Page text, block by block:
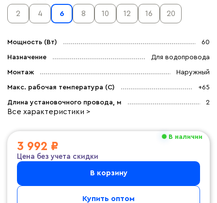
2 4 6 8 10 12 16 20
Мощность (Вт) 60
Назначение Для водопровода
Монтаж Наружный
Макс. рабочая температура (C) +65
Длина установочного провода, м 2
Все характеристики >
В наличии
3 992 ₽
Цена без учета скидки
В корзину
Купить оптом